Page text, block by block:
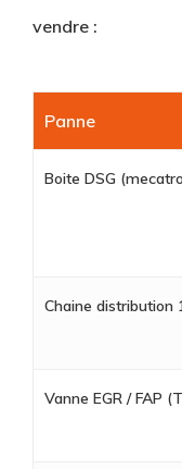
vendre :
Panne
Boite DSG
Chaine distribution
Vanne EGR / FAP